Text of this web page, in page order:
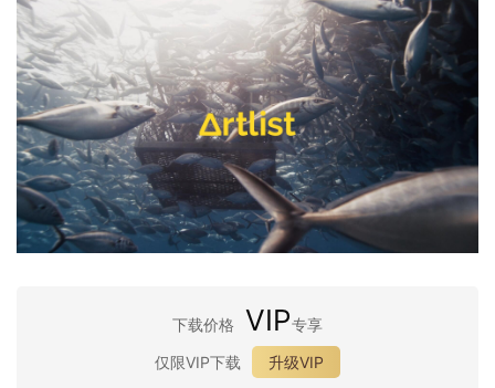
下载价格 VIP专享
仅限VIP下载
升级VIP